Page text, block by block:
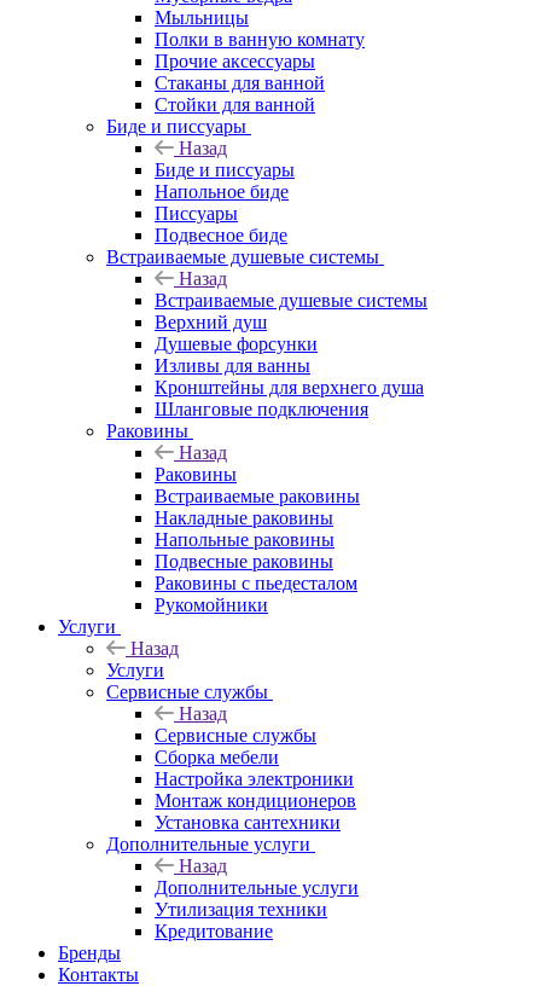
Мыльницы
Полки в ванную комнату
Прочие аксессуары
Стаканы для ванной
Стойки для ванной
Биде и писсуары
Назад
Биде и писсуары
Напольное биде
Писсуары
Подвесное биде
Встраиваемые душевые системы
Назад
Встраиваемые душевые системы
Верхний душ
Душевые форсунки
Изливы для ванны
Кронштейны для верхнего душа
Шланговые подключения
Раковины
Назад
Раковины
Встраиваемые раковины
Накладные раковины
Напольные раковины
Подвесные раковины
Раковины с пьедесталом
Рукомойники
Услуги
Назад
Услуги
Сервисные службы
Назад
Сервисные службы
Сборка мебели
Настройка электроники
Монтаж кондиционеров
Установка сантехники
Дополнительные услуги
Назад
Дополнительные услуги
Утилизация техники
Кредитование
Бренды
Контакты